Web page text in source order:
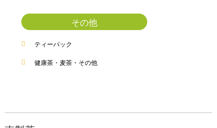
その他
ティーパック
健康茶・麦茶・その他